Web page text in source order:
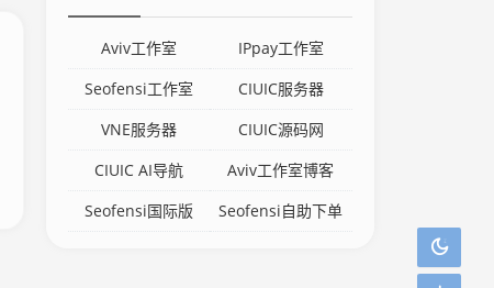
Aviv工作室
IPpay工作室
Seofensi工作室
CIUIC服务器
VNE服务器
CIUIC源码网
CIUIC AI导航
Aviv工作室博客
Seofensi国际版
Seofensi自助下单